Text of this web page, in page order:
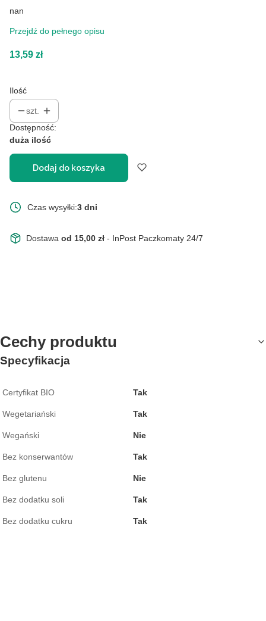
nan
Przejdź do pełnego opisu
Cena
13,59 zł
Ilość
szt.
Dostępność:
duża ilość
Dodaj do koszyka
Czas wysyłki:3 dni
Dostawa od 15,00 zł - InPost Paczkomaty 24/7
Cechy produktu
Specyfikacja
Certyfikat BIO Tak
Wegetariański Tak
Wegański Nie
Bez konserwantów Tak
Bez glutenu Nie
Bez dodatku soli Tak
Bez dodatku cukru Tak